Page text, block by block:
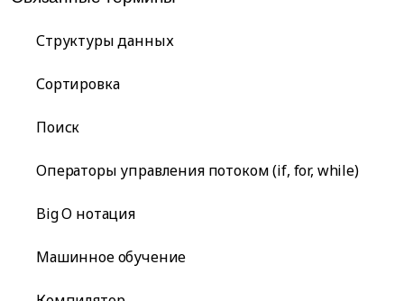
Структуры данных
Сортировка
Поиск
Операторы управления потоком (if, for, while)
Big O нотация
Машинное обучение